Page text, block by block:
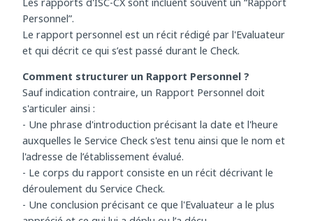
Les rapports d'ISC-CX sont incluent souvent un “Rapport
Personnel”.
Le rapport personnel est un récit rédigé par l'Evaluateur
et qui décrit ce qui s’est passé durant le Check.
Comment structurer un Rapport Personnel ?
Sauf indication contraire, un Rapport Personnel doit
s'articuler ainsi :
- Une phrase d'introduction précisant la date et l'heure
auxquelles le Service Check s'est tenu ainsi que le nom et
l'adresse de l’établissement évalué.
- Le corps du rapport consiste en un récit décrivant le
déroulement du Service Check.